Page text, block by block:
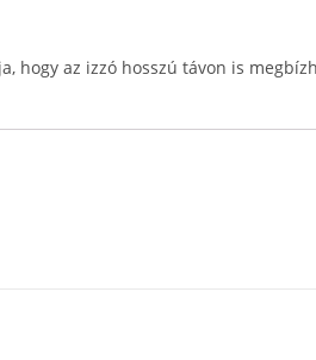
hogy az izzó hosszú távon is